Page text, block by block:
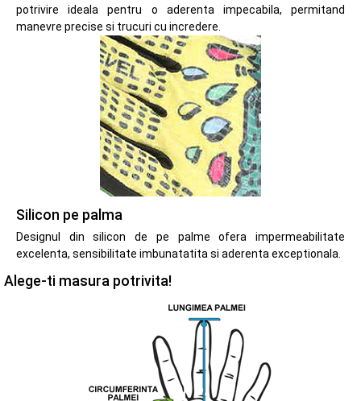
potrivire ideala pentru o aderenta impecabila, permitand
manevre precise si trucuri cu incredere.
Silicon pe palma
Designul din silicon de pe palme ofera impermeabilitate
excelenta, sensibilitate imbunatatita si aderenta exceptionala.
Alege-ti masura potrivita!